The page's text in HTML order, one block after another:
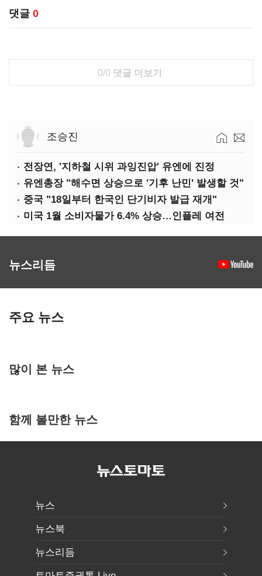
댓글 0
0/0 댓글 더보기
조승진
전장연, '지하철 시위 과잉진압' 유엔에 진정
유엔총장 "해수면 상승으로 '기후 난민' 발생할 것"
중국 "18일부터 한국인 단기비자 발급 재개"
미국 1월 소비자물가 6.4% 상승…인플레 여전
뉴스리듬
주요 뉴스
많이 본 뉴스
함께 볼만한 뉴스
뉴스
뉴스북
뉴스리듬